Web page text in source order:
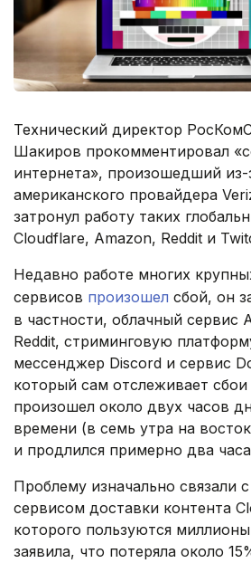
Технический директор
Шакиров прокомментировал
интернета», произошедший
американского провайдера
затронул работу таких
Cloudflare, Amazon, Reddit и
Недавно работе многих
сервисов произошел сбой, он
в частности, облачный сервис
Reddit, стриминговую
мессенджер Discord и сервис
который сам отслеживает
произошел около двух часов
времени (в семь утра на
и продлился примерно два
Проблему изначально связали
сервисом доставки контента
которого пользуются
заявила, что потеряла около